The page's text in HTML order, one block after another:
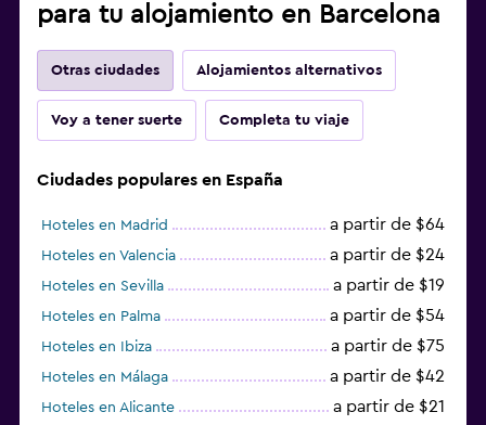
para tu alojamiento en Barcelona
Otras ciudades Alojamientos alternativos
Voy a tener suerte Completa tu viaje
Ciudades populares en España
Hoteles en Madrid a partir de $64
Hoteles en Valencia a partir de $24
Hoteles en Sevilla a partir de $19
Hoteles en Palma a partir de $54
Hoteles en Ibiza a partir de $75
Hoteles en Málaga a partir de $42
Hoteles en Alicante a partir de $21